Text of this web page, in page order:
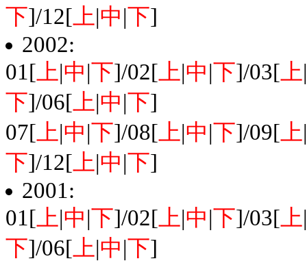
下]/12[ 上|中|下]
2002:
01[ 上|中|下]/02[ 上|中|下]/03[ 上|
下]/06[ 上|中|下]
07[ 上|中|下]/08[ 上|中|下]/09[ 上|
下]/12[ 上|中|下]
2001:
01[ 上|中|下]/02[ 上|中|下]/03[ 上|
下]/06[ 上|中|下]